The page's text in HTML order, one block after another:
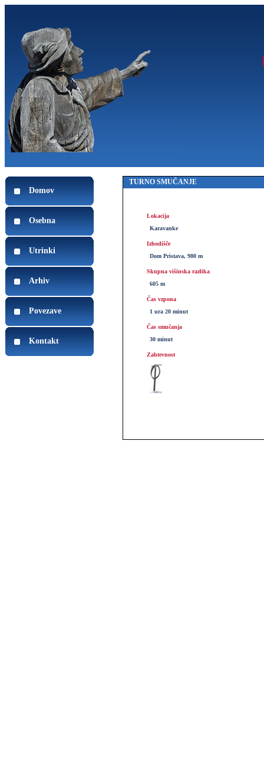
Domov
Osebna
Utrinki
Arhiv
Povezave
Kontakt
TURNO SMUČANJE
Lokacija
Karavanke
Izhodišče
Dom Pristava, 980 m
Skupna višinska razlika
605 m
Čas vzpona
1 ura 20 minut
Čas smučanja
30 minut
Zahtevnost